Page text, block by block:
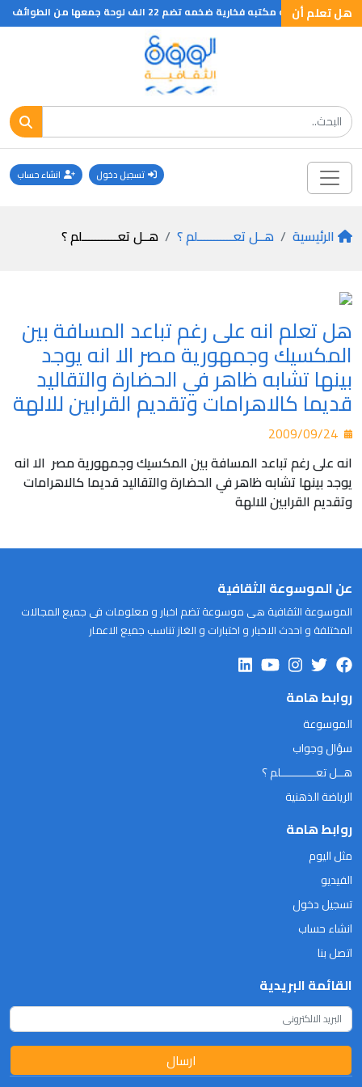
هل تعلم أن
فخارية ضخمه تضم 22 الف لوحة جمعها من الطوائف السابقه واقامها في نينوى
تسجيل دخول انشاء حساب
الرئيسية هــل تعـــــــــــلم ؟ هــل تعـــــــــــلم ؟
هل تعلم انه على رغم تباعد المسافة بين
المكسيك وجمهورية مصر الا انه يوجد
بينها تشابه ظاهر في الحضارة والتقاليد
قديما كالاهرامات وتقديم القرابين للالهة
انه على رغم تباعد المسافة بين المكسيك وجمهورية مصر الا انه
يوجد بينها تشابه ظاهر في الحضارة والتقاليد قديما كالاهرامات
وتقديم القرابين للالهة
عن الموسوعة الثقافية
الموسوعة الثقافية هى موسوعة تضم اخبار و معلومات فى جميع المجالات
المختلفة و احدث الاخبار و اختبارات و الغاز تناسب جميع الاعمار
روابط هامة
الموسوعة
سؤال وجواب
هــل تعـــــــــــلم ؟
الرياضة الذهنية
روابط هامة
مثل اليوم
الفيديو
تسجيل دخول
انشاء حساب
اتصل بنا
القائمة البريدية
ارسال